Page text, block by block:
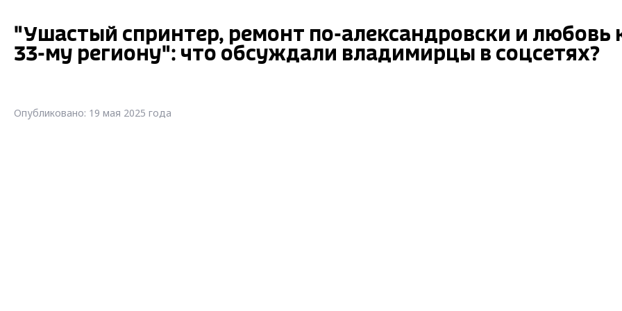
"Ушастый спринтер, ремонт по-александровски и любовь
33-му региону": что обсуждали владимирцы в соцсетях?
Опубликовано: 19 мая 2025 года